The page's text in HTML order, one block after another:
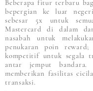
Beberapa fitur terbaru
bepergian ke luar
sebesar 5x untuk
Mastercard di dalam
nasabah untuk
penukaran poin
kompetitif untuk segala
antar jemput
memberikan fasilitas
transaksi.